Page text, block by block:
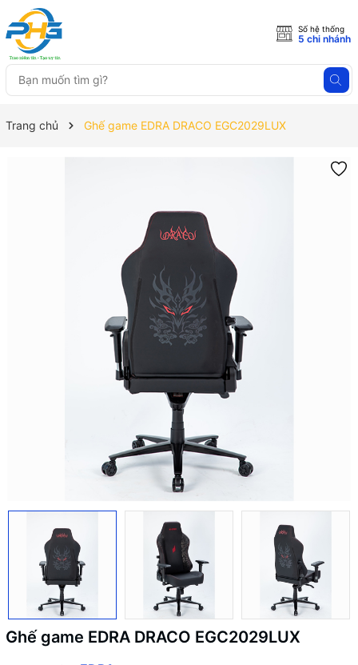
Số hệ thống
5 chi nhánh
Trang chủ Ghế game EDRA DRACO EGC2029LUX
Ghế game EDRA DRACO EGC2029LUX